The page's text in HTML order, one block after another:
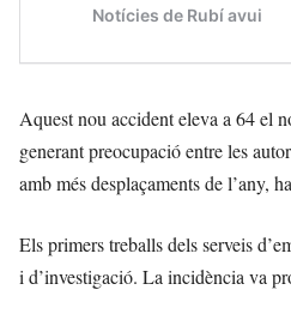
Aquest nou accident eleva a 64 el
generant preocupació entre les
amb més desplaçaments de l’any,
Els primers treballs dels serveis
i d’investigació. La incidència va